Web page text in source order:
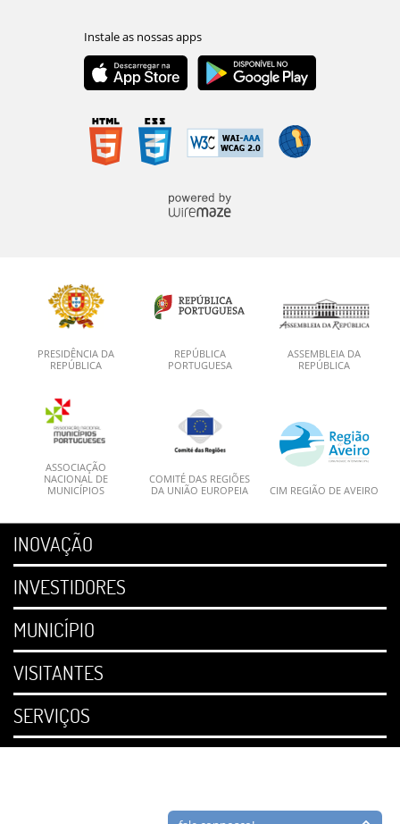
PRESIDÊNCIA DA
REPÚBLICA
REPÚBLICA
PORTUGUESA
ASSEMBLEIA DA
REPÚBLICA
ASSOCIAÇÃO
NACIONAL DE
MUNICÍPIOS
COMITÉ DAS REGIÕES
DA UNIÃO EUROPEIA
CIM REGIÃO DE AVEIRO
INOVAÇÃO
INVESTIDORES
MUNICÍPIO
VISITANTES
SERVIÇOS